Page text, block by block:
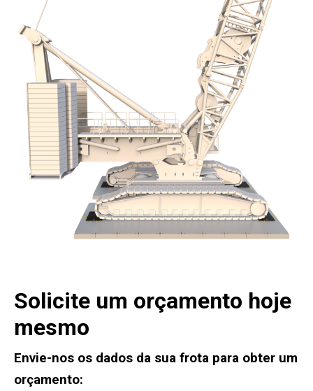
Solicite um orçamento hoje
mesmo
Envie-nos os dados da sua frota para obter um
orçamento: